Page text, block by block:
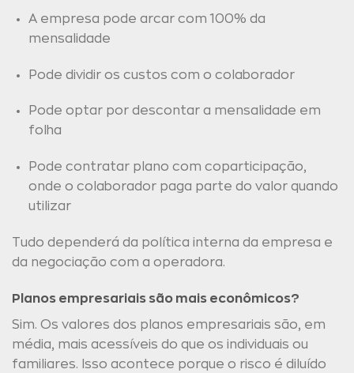
A empresa pode arcar com 100% da
mensalidade
Pode dividir os custos com o colaborador
Pode optar por descontar a mensalidade em
folha
Pode contratar plano com coparticipação,
onde o colaborador paga parte do valor quando
utilizar
Tudo dependerá da política interna da empresa e
da negociação com a operadora.
Planos empresariais são mais econômicos?
Sim. Os valores dos planos empresariais são, em
média, mais acessíveis do que os individuais ou
familiares. Isso acontece porque o risco é diluído